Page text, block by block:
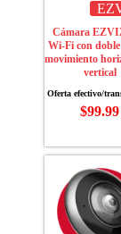
Cámara
Wi-Fi con
movimiento
vertical
$99.99